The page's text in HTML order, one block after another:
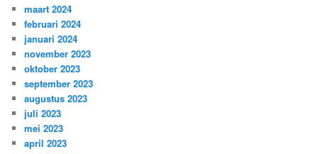
maart 2024
februari 2024
januari 2024
november 2023
oktober 2023
september 2023
augustus 2023
juli 2023
mei 2023
april 2023